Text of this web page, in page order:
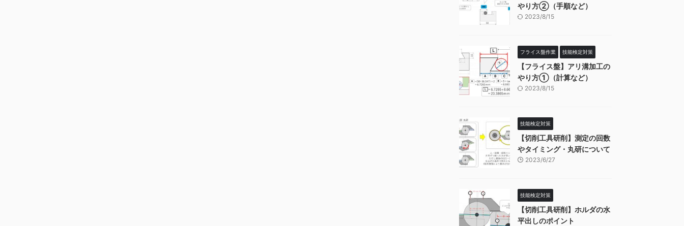
やり方②（手順など）
2023/8/15
フライス盤作業 技能検定対策
【フライス盤】アリ溝加工の
やり方①（計算など）
2023/8/15
技能検定対策
【切削工具研削】測定の回数
やタイミング・丸研について
2023/6/27
技能検定対策
【切削工具研削】ホルダの水
平出しのポイント